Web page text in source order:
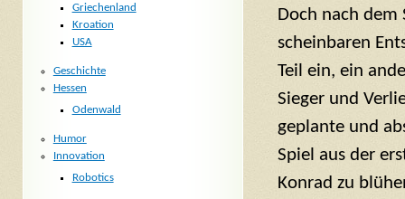
Doch nach dem
scheinbaren
Teil ein, ein
Sieger und
geplante und
Spiel aus der
Konrad zu
Griechenland
Kroation
USA
Geschichte
Hessen
Odenwald
Humor
Innovation
Robotics